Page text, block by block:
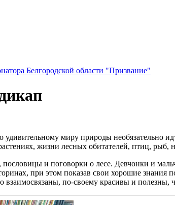
Белгородской области "Призвание"
удивительному миру природы необязательно
жизни лесных обитателей, птиц, рыб,
и поговорки о лесе. Девчонки и
при этом показав свои хорошие
по-своему красивы и полезны,